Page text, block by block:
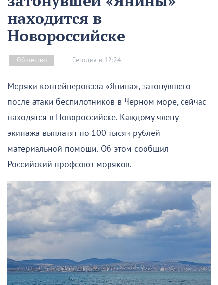
находится в
Новороссийске
Общество Сегодня в 12:24
Моряки контейнеровоза «Янина», затонувшего
после атаки беспилотников в Черном море, сейчас
находятся в Новороссийске. Каждому члену
экипажа выплатят по 100 тысяч рублей
материальной помощи. Об этом сообщил
Российский профсоюз моряков.